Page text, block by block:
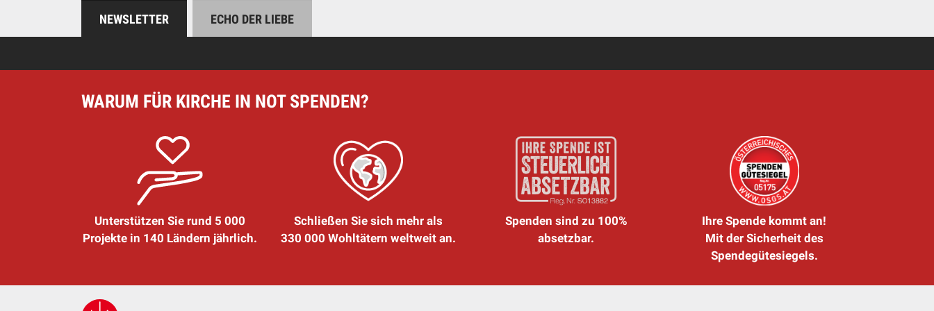
NEWSLETTER ECHO DER LIEBE
WARUM FÜR KIRCHE IN NOT SPENDEN?
Unterstützen Sie rund 5 000
Projekte in 140 Ländern jährlich.
Schließen Sie sich mehr als
330 000 Wohltätern weltweit an.
Spenden sind zu 100%
absetzbar.
Ihre Spende kommt an!
Mit der Sicherheit des
Spendegütesiegels.